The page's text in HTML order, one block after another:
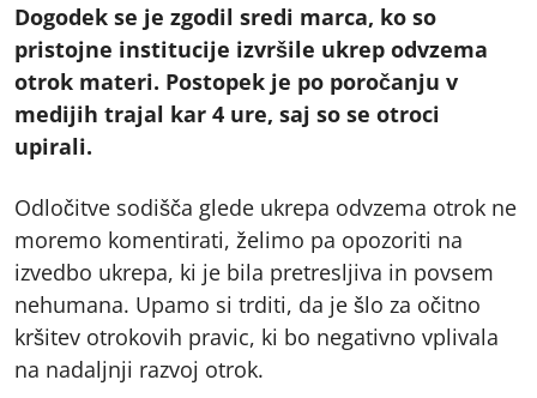
Dogodek se je zgodil sredi marca, ko so
pristojne institucije izvršile ukrep odvzema
otrok materi. Postopek je po poročanju v
medijih trajal kar 4 ure, saj so se otroci
upirali.
Odločitve sodišča glede ukrepa odvzema otrok ne
moremo komentirati, želimo pa opozoriti na
izvedbo ukrepa, ki je bila pretresljiva in povsem
nehumana. Upamo si trditi, da je šlo za očitno
kršitev otrokovih pravic, ki bo negativno vplivala
na nadaljnji razvoj otrok.